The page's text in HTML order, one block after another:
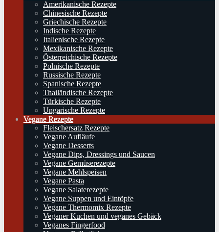
Amerikanische Rezepte
Chinesische Rezepte
Griechische Rezepte
Indische Rezepte
Italienische Rezepte
Mexikanische Rezepte
Österreichische Rezepte
Polnische Rezepte
Russische Rezepte
Spanische Rezepte
Thailändische Rezepte
Türkische Rezepte
Ungarische Rezepte
Vegane Rezepte
Fleischersatz Rezepte
Vegane Aufläufe
Vegane Desserts
Vegane Dips, Dressings und Saucen
Vegane Gemüserezepte
Vegane Mehlspeisen
Vegane Pasta
Vegane Salaterezepte
Vegane Suppen und Eintöpfe
Vegane Thermomix Rezepte
Veganer Kuchen und veganes Gebäck
Veganes Fingerfood